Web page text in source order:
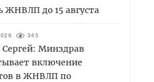
ЖНВЛП до 15 августа
345
Сергей: Минздрав
включение
в ЖНВЛП по